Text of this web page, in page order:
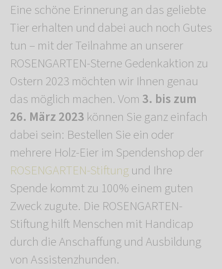
Eine schöne Erinnerung an das geliebte
Tier erhalten und dabei auch noch Gutes
tun – mit der Teilnahme an unserer
ROSENGARTEN-Sterne Gedenkaktion zu
Ostern 2023 möchten wir Ihnen genau
das möglich machen. Vom 3. bis zum
26. März 2023 können Sie ganz einfach
dabei sein: Bestellen Sie ein oder
mehrere Holz-Eier im Spendenshop der
ROSENGARTEN-Stiftungund Ihre
Spende kommt zu 100% einem guten
Zweck zugute. Die ROSENGARTEN-
Stiftung hilft Menschen mit Handicap
durch die Anschaffung und Ausbildung
von Assistenzhunden.